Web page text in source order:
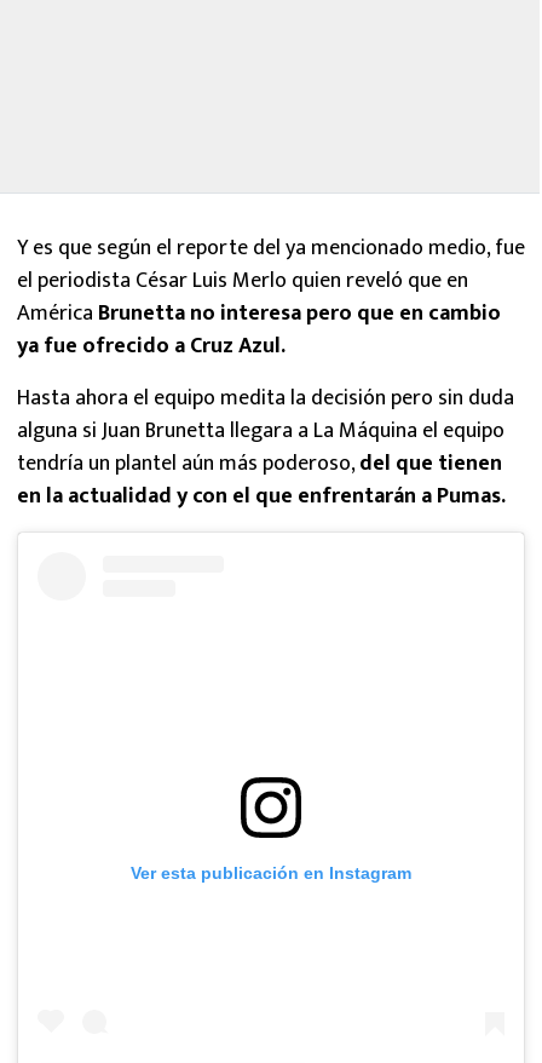
Y es que según el reporte del ya mencionado medio, fue
el periodista César Luis Merlo quien reveló que en
América Brunetta no interesa pero que en cambio
ya fue ofrecido a Cruz Azul.
Hasta ahora el equipo medita la decisión pero sin duda
alguna si Juan Brunetta llegara a La Máquina el equipo
tendría un plantel aún más poderoso,del que tienen
en la actualidad y con el que enfrentarán a Pumas.
Ver esta publicación en Instagram